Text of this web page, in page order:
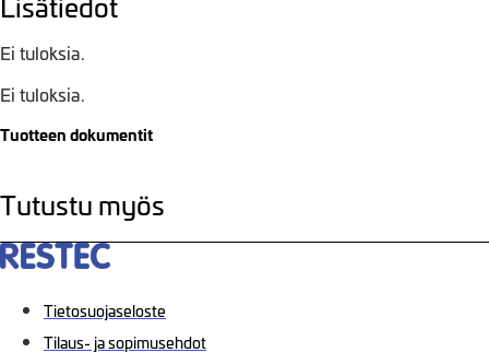
Ei tuloksia.
Ei tuloksia.
Tuotteen dokumentit
Tutustu myös
Tietosuojaseloste
Tilaus- ja sopimusehdot